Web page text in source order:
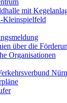
mit
Kleinspielfeld
über die
Organisationen